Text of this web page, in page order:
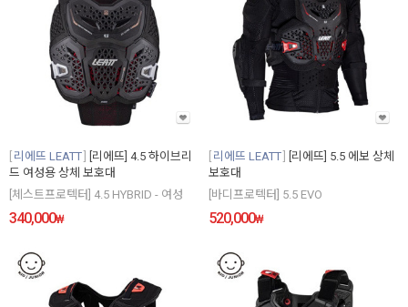
리에뜨 LEATT
[리에뜨] 4.5 하이브리
드 여성용 상체 보호대
[체스트프로텍터] 4.5 HYBRID - 여성
340,000₩
리에뜨 LEATT
[리에뜨] 5.5 에보 상체
보호대
[바디프로텍터] 5.5 EVO
520,000₩